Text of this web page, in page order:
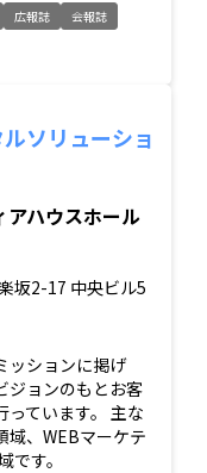
広報誌
会報誌
ソリューショ
アハウスホール
坂2-17 中央ビル5
ッションに掲げ
ジョンのもとお客
ています。 主な
域、WEBマーケテ
す。